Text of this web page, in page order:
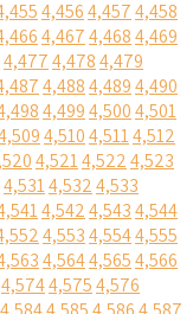
4,4564,4574,458
4,4674,4684,469
4,4774,4784,479
4,4884,4894,490
4,4994,5004,501
4,5104,5114,512
4,5214,5224,523
4,5314,5324,533
4,5424,5434,544
4,5534,5544,555
4,5644,5654,566
4,5744,5754,576